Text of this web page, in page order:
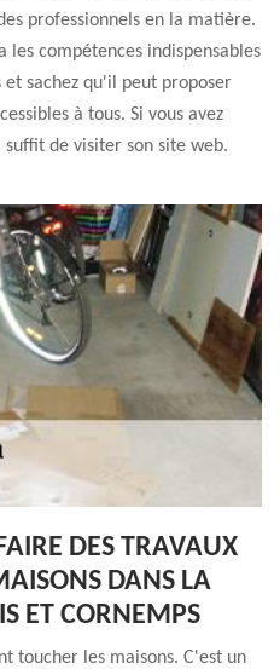
professionnels en la matière.
les compétences indispensables
sachez qu'il peut proposer
à tous. Si vous avez
de visiter son site web.
DES TRAVAUX
DANS LA
ET CORNEMPS
toucher les maisons. C'est un